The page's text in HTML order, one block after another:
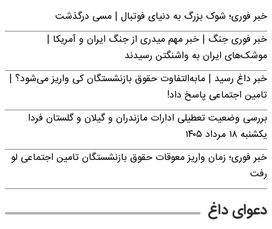
خبر فوری؛‌ شوک بزرگ به دنیای فوتبال | مسی درگذشت
خبر فوری جنگ | خبر مهم میدری از جنگ ایران و آمریکا |
موشک‌های ایران به واشنگتن رسیدند
خبر داغ رسید | مابه‌التفاوت حقوق بازنشستگان کی واریز می‌شود؟ |
تامین اجتماعی پاسخ داد!
بررسی وضعیت تعطیلی ادارات مازندران و گیلان و گلستان فردا
یکشنبه ۱۸ مرداد ۱۴۰۵
خبر فوری؛ زمان واریز معوقات حقوق بازنشستگان تامین اجتماعی لو
رفت
دعوای داغ